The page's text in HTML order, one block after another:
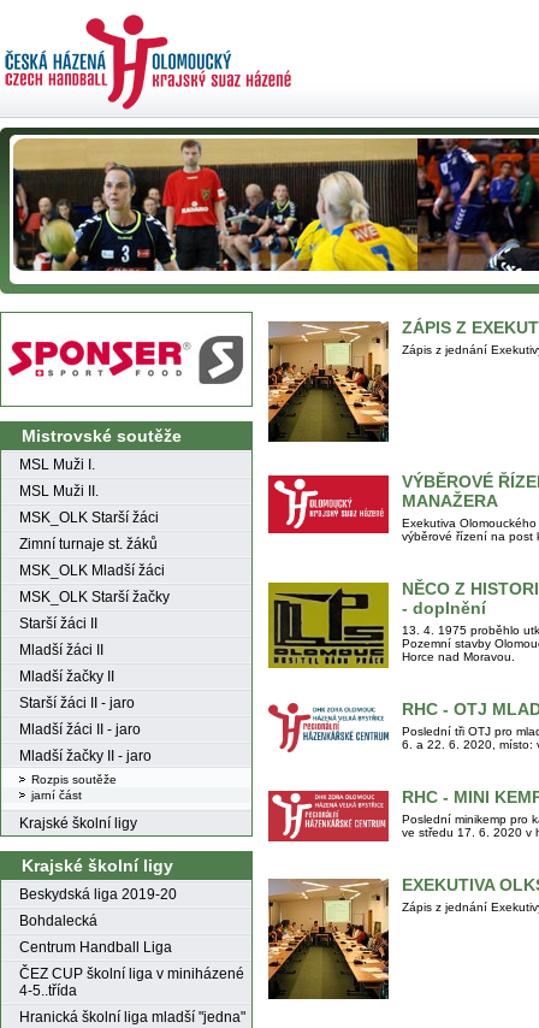
Mistrovské soutěže
MSL Muži I.
MSL Muži II.
MSK_OLK Starší žáci
Zimní turnaje st. žáků
MSK_OLK Mladší žáci
MSK_OLK Starší žačky
Starší žáci II
Mladší žáci II
Mladší žačky II
Starší žáci II - jaro
Mladší žáci II - jaro
Mladší žačky II - jaro
Rozpis soutěže
jarní část
Krajské školní ligy
Krajské školní ligy
Beskydská liga 2019-20
Bohdalecká
Centrum Handball Liga
ČEZ CUP školní liga v miniházené
4-5..třída
Hranická školní liga mladší "jedna"
ZÁPIS Z
Zápis z jednání
VÝBĚROVÉ
MANAŽERA
Exekutiva
výběrové řízení na post
NĚCO Z
- doplnění
13. 4. 1975 proběhlo
Pozemní stavby
Horce nad Moravou.
RHC - OTJ
Poslední tři OTJ pro
6. a 22. 6. 2020, místo:
RHC - MINI
Poslední minikemp pro
ve středu 17. 6. 2020 v
EXEKUTIVA
Zápis z jednání